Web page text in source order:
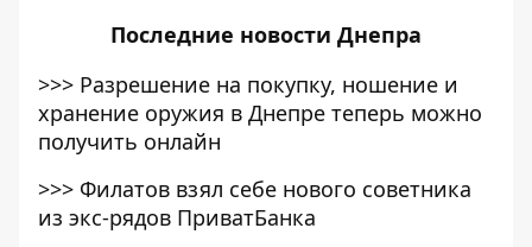
Последние новости Днепра
>>> Разрешение на покупку, ношение и
хранение оружия в Днепре теперь можно
получить онлайн
>>> Филатов взял себе нового советника
из экс-рядов ПриватБанка